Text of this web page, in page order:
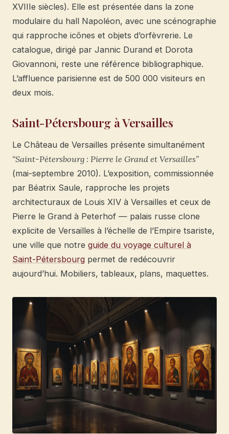
XVIIIe siècles). Elle est présentée dans la zone
modulaire du hall Napoléon, avec une scénographie
qui rapproche icônes et objets d’orfèvrerie. Le
catalogue, dirigé par Jannic Durand et Dorota
Giovannoni, reste une référence bibliographique.
L’affluence parisienne est de 500 000 visiteurs en
deux mois.
Saint-Pétersbourg à Versailles
Le Château de Versailles présente simultanément
“Saint-Pétersbourg : Pierre le Grand et Versailles”
(mai-septembre 2010). L’exposition, commissionnée
par Béatrix Saule, rapproche les projets
architecturaux de Louis XIV à Versailles et ceux de
Pierre le Grand à Peterhof — palais russe clone
explicite de Versailles à l’échelle de l’Empire tsariste,
une ville que notre guide du voyage culturel à
Saint-Pétersbourg permet de redécouvrir
aujourd’hui. Mobiliers, tableaux, plans, maquettes.